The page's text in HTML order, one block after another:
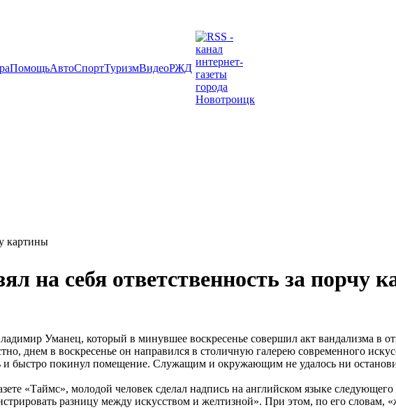
ПомощьАвтоСпортТуризмВидеоРЖД
картины
на себя ответственность за порчу
Уманец, который в минувшее воскресенье совершил акт вандализма
днем в воскресенье он направился в столичную галерею современного
быстро покинул помещение. Служащим и окружающим не удалось ни
«Таймс», молодой человек сделал надпись на английском языке
разницу между искусством и желтизной». При этом, по его словам,